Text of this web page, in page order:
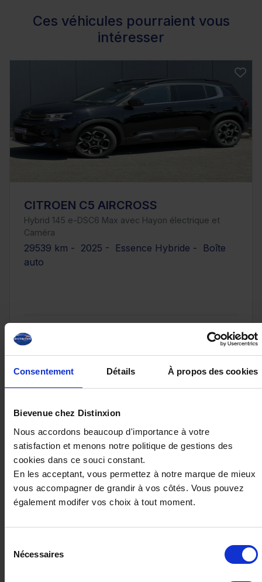
Consentement Détails À propos des cookies
Bievenue chez Distinxion
Nous accordons beaucoup d'importance à votre
satisfaction et menons notre politique de gestions des
cookies dans ce souci constant.
En les acceptant, vous permettez à notre marque de mieux
vous accompagner de grandir à vos côtés. Vous pouvez
également modifer vos choix à tout moment.
Nécessaires
Ces véhicules pourraient vous
intéresser
CITROEN C5 AIRCROSS
Hybrid 145 e-DSC6 Max avec Hayon électrique et
Caméra
29539 km - 2025 - Essence Hybride - Boîte
auto
ou à partir de
NEW HYBRID 145 MAX T.O